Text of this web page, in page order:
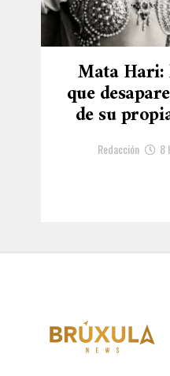
Mata
que
de su
Redacción 8